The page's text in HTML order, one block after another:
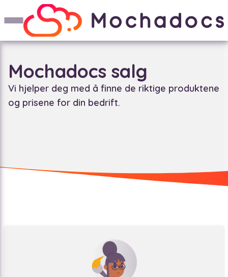
Mochadocs salg
Vi hjelper deg med å finne de riktige produktene
og prisene for din bedrift.